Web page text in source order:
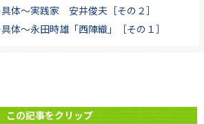
体～実践家 安井俊夫［その２］
体～永田時雄「西陣織」［その１］
この記事をクリップ